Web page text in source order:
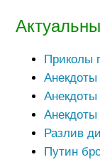
Приколы
Анекдоты
Анекдоты
Разлив
Путин